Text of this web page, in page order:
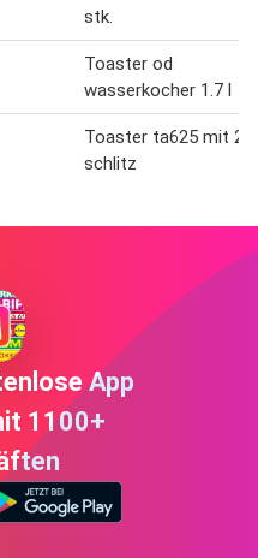
stk.
Toaster od
wasserkocher 1.7 l
Toaster ta625 mit 2-
schlitz
App
1100+